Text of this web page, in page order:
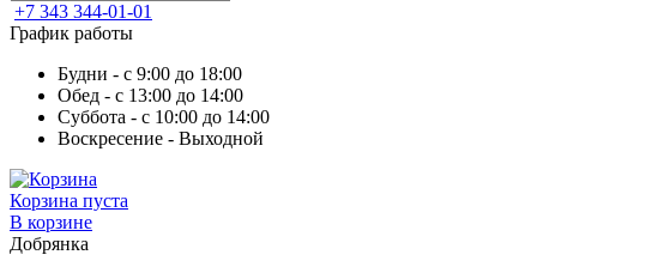
+7 343 344-01-01
График работы
Будни - с 9:00 до 18:00
Обед - с 13:00 до 14:00
Суббота - с 10:00 до 14:00
Воскресение - Выходной
Корзина пуста
В корзине
Добрянка